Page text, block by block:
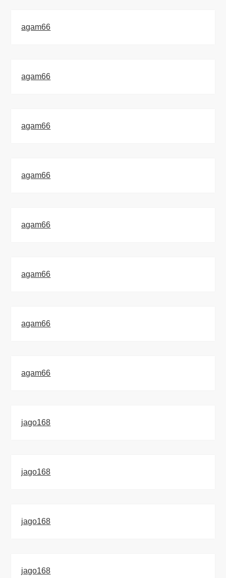
agam66
agam66
agam66
agam66
agam66
agam66
agam66
agam66
jago168
jago168
jago168
jago168